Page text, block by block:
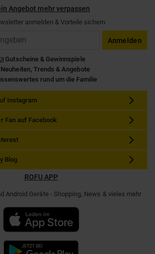
Angebot mehr verpassen
anmelden & Vorteile sichern
Anmelden
Gutscheine & Gewinnspiele
Neuheiten, Trends & Angebote
rund um die Familie
Instagram
Fan auf Facebook
Blog
ROFU APP
Android Geräte - Shopping, News & vieles mehr